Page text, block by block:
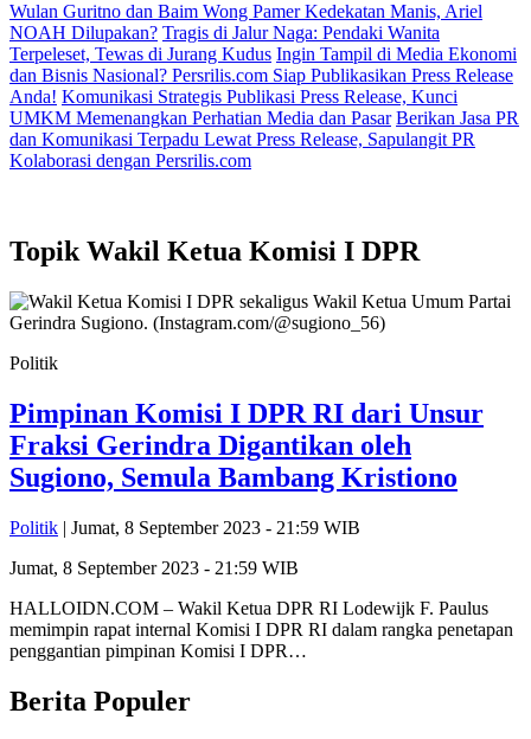
Wulan Guritno dan Baim Wong Pamer Kedekatan Manis, Ariel
NOAH Dilupakan? Tragis di Jalur Naga: Pendaki Wanita
Terpeleset, Tewas di Jurang Kudus Ingin Tampil di Media Ekonomi
dan Bisnis Nasional? Persrilis.com Siap Publikasikan Press Release
Anda! Komunikasi Strategis Publikasi Press Release, Kunci
UMKM Memenangkan Perhatian Media dan Pasar Berikan Jasa PR
dan Komunikasi Terpadu Lewat Press Release, Sapulangit PR
Kolaborasi dengan Persrilis.com
Topik Wakil Ketua Komisi I DPR
Politik
Pimpinan Komisi I DPR RI dari Unsur
Fraksi Gerindra Digantikan oleh
Sugiono, Semula Bambang Kristiono
Politik | Jumat, 8 September 2023 - 21:59 WIB
Jumat, 8 September 2023 - 21:59 WIB
HALLOIDN.COM – Wakil Ketua DPR RI Lodewijk F. Paulus
memimpin rapat internal Komisi I DPR RI dalam rangka penetapan
penggantian pimpinan Komisi I DPR…
Berita Populer